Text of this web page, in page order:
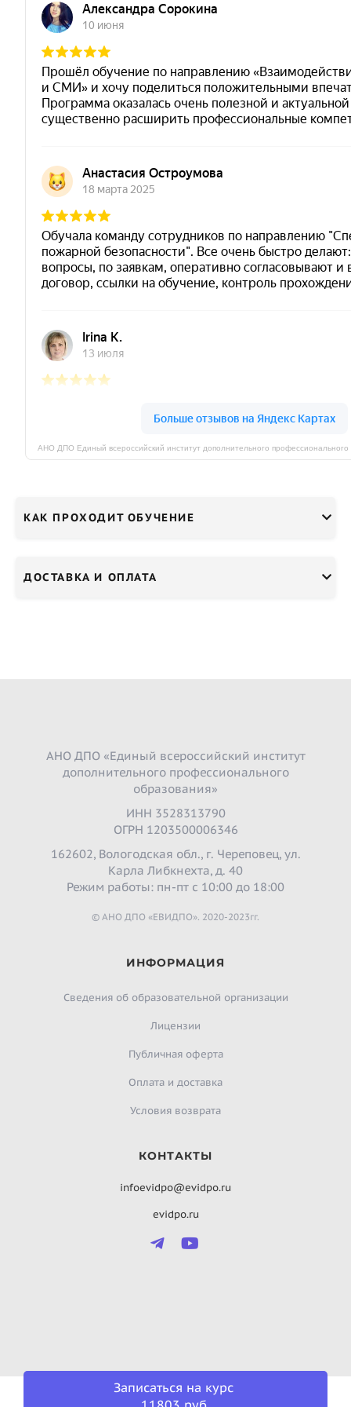
Записаться на курс
КАК ПРОХОДИТ ОБУЧЕНИЕ
ДОСТАВКА И ОПЛАТА
АНО ДПО «Единый всероссийский институт
дополнительного профессионального
образования»
ИНН 3528313790
ОГРН 1203500006346
162602, Вологодская обл., г. Череповец, ул.
Карла Либкнехта, д. 40
Режим работы: пн-пт с 10:00 до 18:00
© АНО ДПО «ЕВИДПО». 2020-2023гг.
ИНФОРМАЦИЯ
Сведения об образовательной организации
Лицензии
Публичная оферта
Оплата и доставка
Условия возврата
КОНТАКТЫ
infoevidpo@evidpo.ru
evidpo.ru